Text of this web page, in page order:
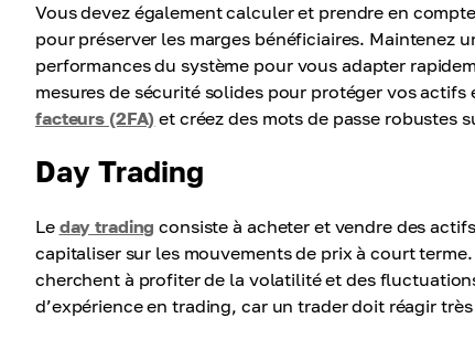
Vous devez également calculer et prendre en
pour préserver les marges bénéficiaires. Maintenez
performances du système pour vous adapter
mesures de sécurité solides pour protéger vos
facteurs (2FA) et créez des mots de passe robustes
Day Trading
Le day trading consiste à acheter et vendre des
capitaliser sur les mouvements de prix à court
cherchent à profiter de la volatilité et des
d’expérience en trading, car un trader doit réagir